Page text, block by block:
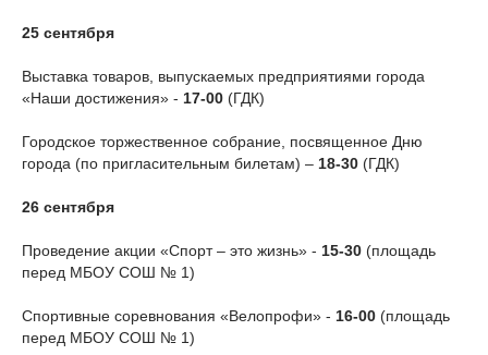
25 сентября
Выставка товаров, выпускаемых предприятиями города
«Наши достижения» - 17-00 (ГДК)
Городское торжественное собрание, посвященное Дню
города (по пригласительным билетам) – 18-30 (ГДК)
26 сентября
Проведение акции «Спорт – это жизнь» - 15-30 (площадь
перед МБОУ СОШ № 1)
Спортивные соревнования «Велопрофи» - 16-00 (площадь
перед МБОУ СОШ № 1)